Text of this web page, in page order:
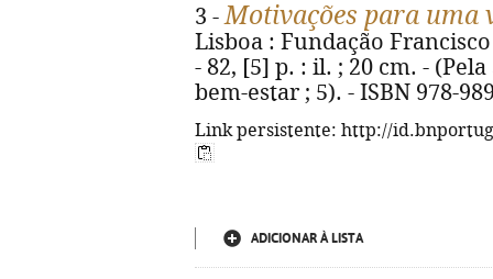
3 -Motivações para uma
Lisboa : Fundação
- 82, [5] p. : il. ; 20 cm. -
bem-estar ; 5). - ISBN 978-
Link persistente: http://
ADICIONAR À LISTA